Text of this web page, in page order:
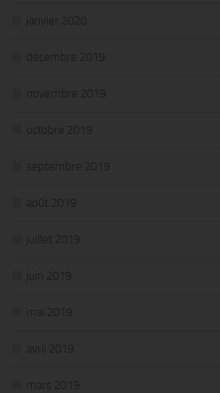
janvier 2020
décembre 2019
novembre 2019
octobre 2019
septembre 2019
août 2019
juillet 2019
juin 2019
mai 2019
avril 2019
mars 2019